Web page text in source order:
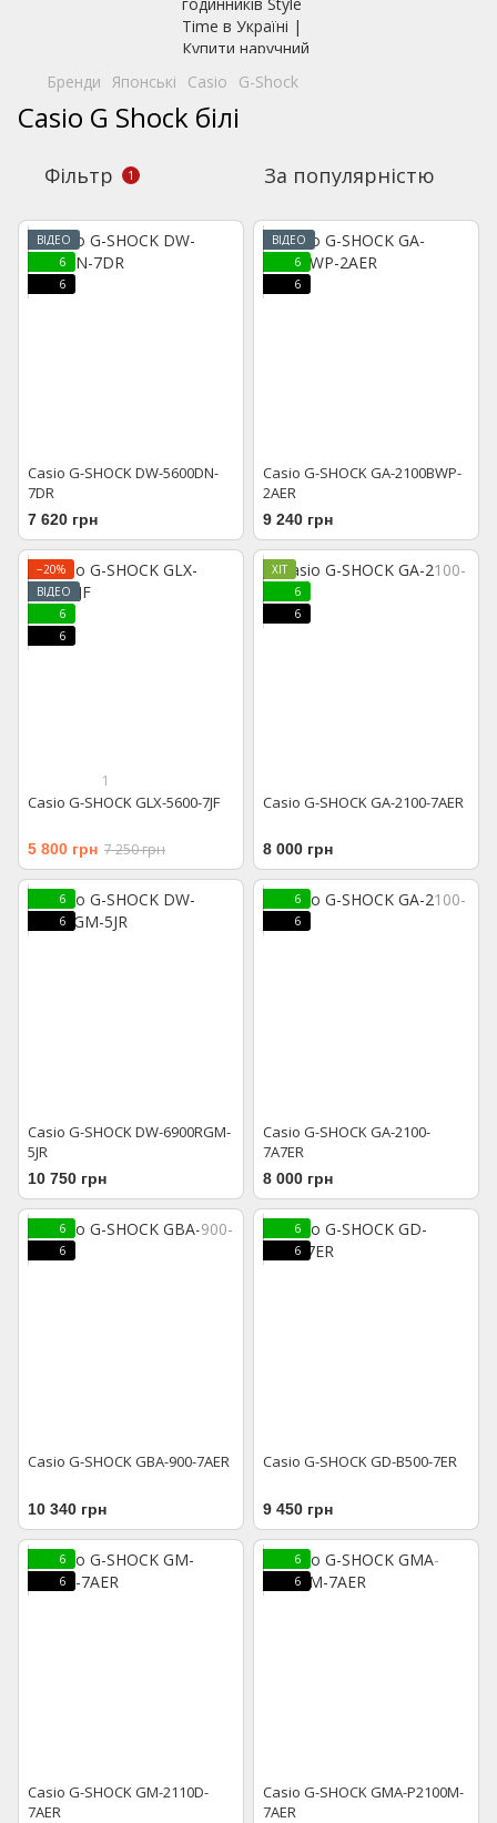
Бренди Японські Casio G-Shock
Casio G Shock білі
Фільтр 1 За популярністю
ВІДЕО
6
6
Casio G-SHOCK DW-5600DN-
7DR
7 620 грн
ВІДЕО
6
6
Casio G-SHOCK GA-2100BWP-
2AER
9 240 грн
−20%
ВІДЕО
6
6
1
Casio G-SHOCK GLX-5600-7JF
5 800 грн 7 250 грн
ХІТ
6
6
Casio G-SHOCK GA-2100-7AER
8 000 грн
6
6
Casio G-SHOCK DW-6900RGM-
5JR
10 750 грн
6
6
Casio G-SHOCK GA-2100-
7A7ER
8 000 грн
6
6
Casio G-SHOCK GBA-900-7AER
10 340 грн
6
6
Casio G-SHOCK GD-B500-7ER
9 450 грн
6
6
Casio G-SHOCK GM-2110D-
7AER
6
6
Casio G-SHOCK GMA-P2100M-
7AER